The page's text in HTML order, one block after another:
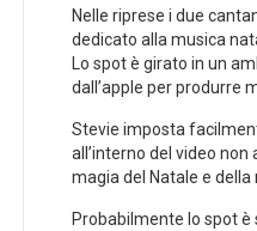
Nelle riprese i due
dedicato alla musica
Lo spot è girato in un
dall’apple per produrre
Stevie imposta
all’interno del video
magia del Natale e della
Probabilmente lo spot